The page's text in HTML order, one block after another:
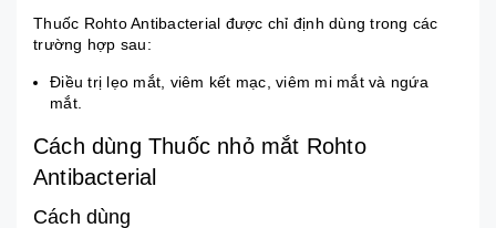
Thuốc Rohto Antibacterial được chỉ định dùng trong các
trường hợp sau:
Ðiều trị lẹo mắt , viêm kết mạc, viêm mi mắt và ngứa
mắt.
Cách dùng Thuốc nhỏ mắt Rohto
Antibacterial
Cách dùng